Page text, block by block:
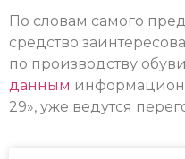
По словам самого
средство
по производству
данным
29», уже ведутся